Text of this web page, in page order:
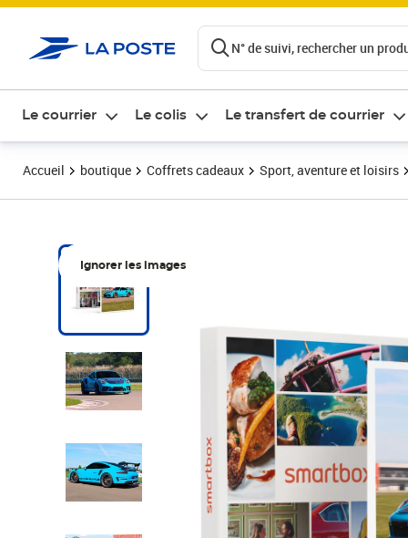
N° de suivi, rechercher un
Le courrier Le colis Le transfert de courrier
Accueil boutique Coffrets cadeaux Sport, aventure et loisirs
Ignorer les images